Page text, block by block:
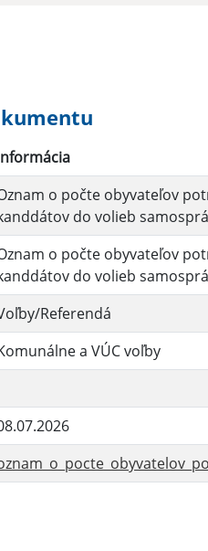
o počte obyvateľov
do volieb
o počte obyvateľov
do volieb
Referendá
a VÚC voľby